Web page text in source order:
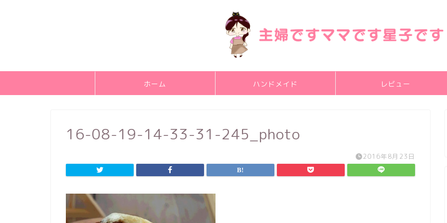
ホーム ハンドメイド レビュー
16-08-19-14-33-31-245_photo
2016年8月23日